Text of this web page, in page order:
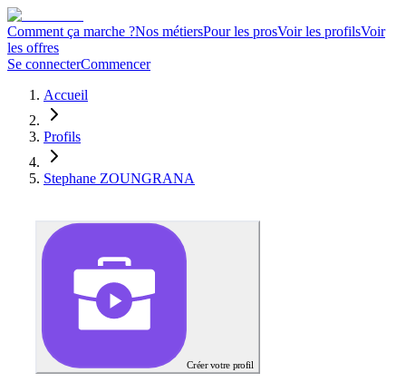
Comment ça marche ?Nos métiersPour les prosVoir les profilsVoir
les offres
Se connecterCommencer
Accueil
Profils
Stephane ZOUNGRANA
Créer votre profil